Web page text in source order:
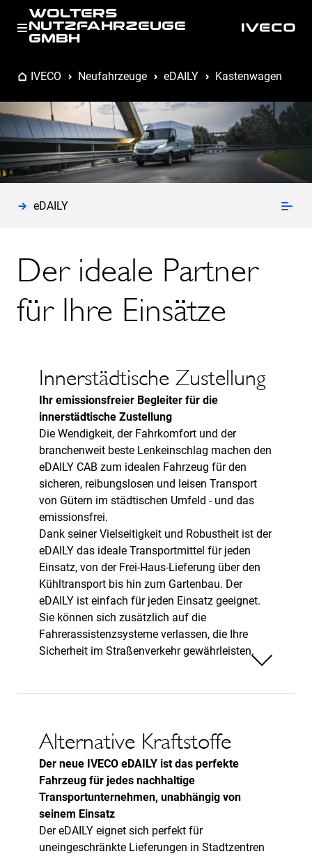
WOLTERS
NUTZFAHRZEUGE
GMBH
IVECO Neufahrzeuge eDAILY Kastenwagen
eDAILY
Der ideale Partner
für Ihre Einsätze
Innerstädtische Zustellung
Ihr emissionsfreier Begleiter für die
innerstädtische Zustellung
Die Wendigkeit, der Fahrkomfort und der
branchenweit beste Lenkeinschlag machen den
eDAILY CAB zum idealen Fahrzeug für den
sicheren, reibungslosen und leisen Transport
von Gütern im städtischen Umfeld - und das
emissionsfrei.
Dank seiner Vielseitigkeit und Robustheit ist der
eDAILY das ideale Transportmittel für jeden
Einsatz, von der Frei-Haus-Lieferung über den
Kühltransport bis hin zum Gartenbau. Der
eDAILY ist einfach für jeden Einsatz geeignet.
Sie können sich zusätzlich auf die
Fahrerassistenzsysteme verlassen, die Ihre
Sicherheit im Straßenverkehr gewährleisten.
Weniger anzeigen
Alternative Kraftstoffe
Der neue IVECO eDAILY ist das perfekte
Fahrzeug für jedes nachhaltige
Transportunternehmen, unabhängig von
seinem Einsatz
Der eDAILY eignet sich perfekt für
uneingeschränkte Lieferungen in Stadtzentren